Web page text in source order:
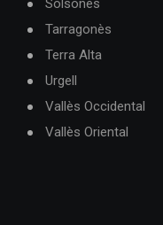
Solsonès
Tarragonès
Terra Alta
Urgell
Vallès Occidental
Vallès Oriental